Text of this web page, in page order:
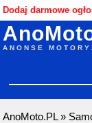
Dodaj darmowe
ANONSE
AnoMoto.PL»